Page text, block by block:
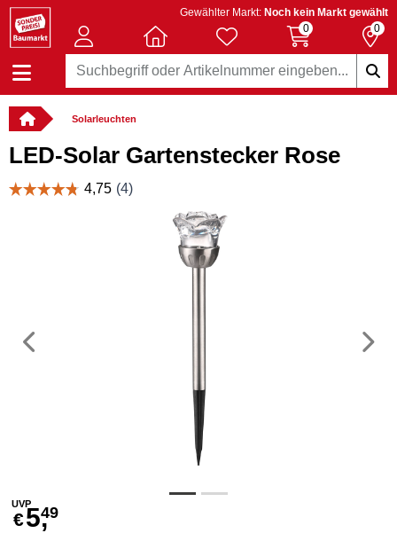
Gewählter Markt: Noch kein Markt gewählt
0
0
Solarleuchten
LED-Solar Gartenstecker Rose
Vorheriges
UVP
€5,49